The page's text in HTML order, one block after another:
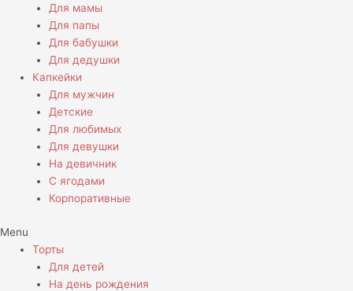
Для мамы
Для папы
Для бабушки
Для дедушки
Капкейки
Для мужчин
Детские
Для любимых
Для девушки
На девичник
С ягодами
Корпоративные
Menu
Торты
Для детей
На день рождения